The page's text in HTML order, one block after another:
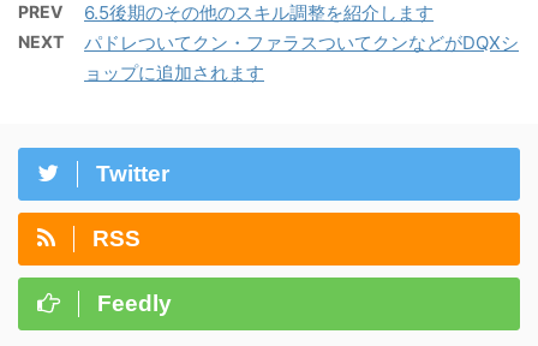
PREV 6.5後期のその他のスキル調整を紹介します
NEXT
パドレついてクン・ファラスついてクンなどがDQXシ
ョップに追加されます
Twitter
RSS
Feedly